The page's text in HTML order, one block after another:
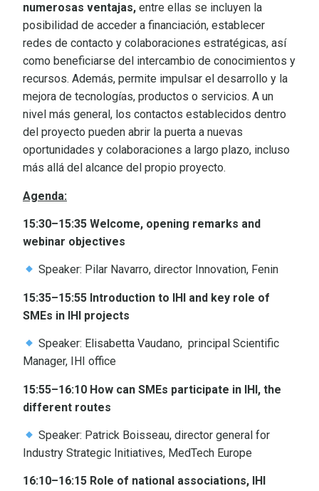
numerosas ventajas, entre ellas se incluyen la
posibilidad de acceder a financiación, establecer
redes de contacto y colaboraciones estratégicas, así
como beneficiarse del intercambio de conocimientos y
recursos. Además, permite impulsar el desarrollo y la
mejora de tecnologías, productos o servicios. A un
nivel más general, los contactos establecidos dentro
del proyecto pueden abrir la puerta a nuevas
oportunidades y colaboraciones a largo plazo, incluso
más allá del alcance del propio proyecto.
Agenda:
15:30–15:35 Welcome, opening remarks and
webinar objectives
Speaker: Pilar Navarro, director Innovation, Fenin
15:35–15:55 Introduction to IHI and key role of
SMEs in IHI projects
Speaker: Elisabetta Vaudano, principal Scientific
Manager, IHI office
15:55–16:10 How can SMEs participate in IHI, the
different routes
Speaker: Patrick Boisseau, director general for
Industry Strategic Initiatives, MedTech Europe
16:10–16:15 Role of national associations, IHI